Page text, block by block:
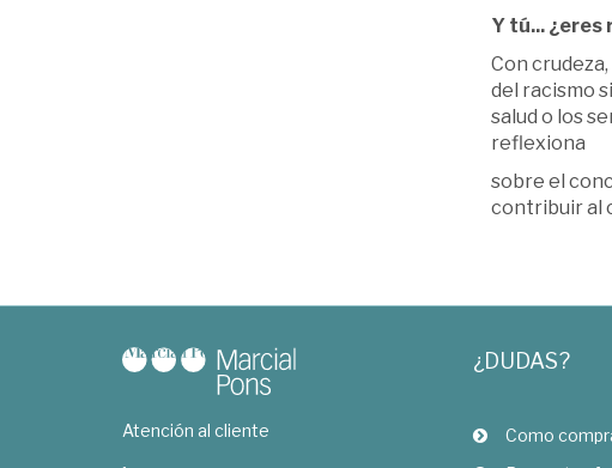
Y tú... ¿eres
Con
del racismo
salud o los
reflexiona
sobre el
contribuir al
Atención al cliente
¿DUDAS?
Como